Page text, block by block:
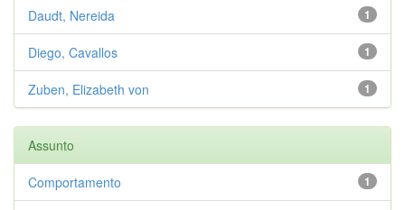
1
Daudt, Nereida
1
Diego, Cavallos
1
Zuben, Elizabeth von
Assunto
1
Comportamento